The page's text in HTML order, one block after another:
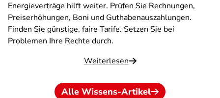
Energieverträge hilft weiter. Prüfen Sie Rechnungen,
Preiserhöhungen, Boni und Guthabenauszahlungen.
Finden Sie günstige, faire Tarife. Setzen Sie bei
Problemen Ihre Rechte durch.
Weiterlesen
Alle Wissens-Artikel